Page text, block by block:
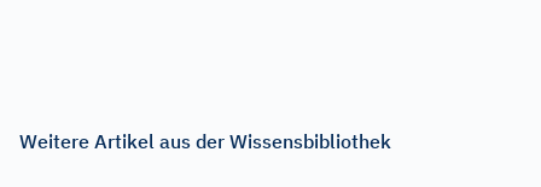
Weitere Artikel aus der Wissensbibliothek